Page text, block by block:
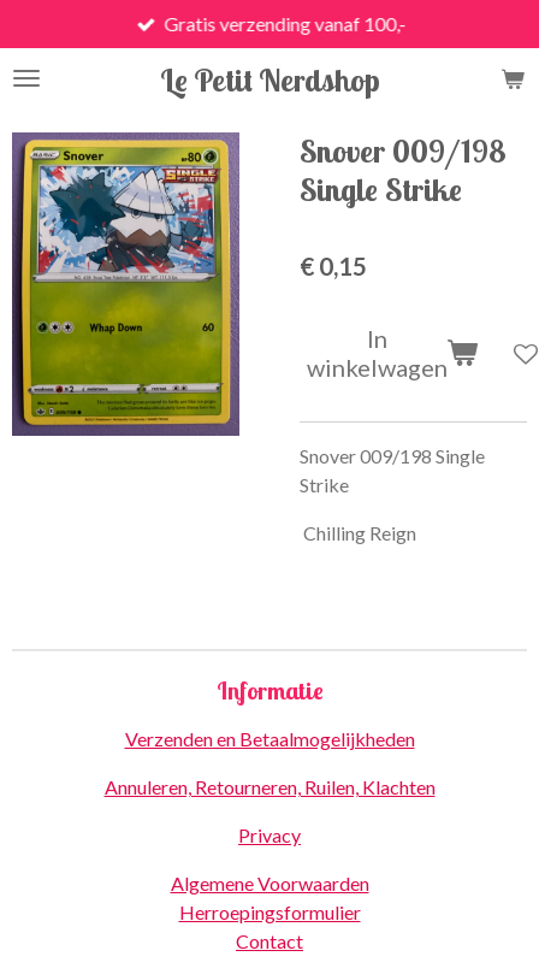
direct
naar
hoofdinhoud
Le Petit Nerdshop
Gratis verzending vanaf 100,-
Snover 009/198
Single Strike
€ 0,15
In
winkelwagen
Snover 009/198 Single
Strike
Chilling Reign
Informatie
Verzenden en Betaalmogelijkheden
Annuleren, Retourneren, Ruilen, Klachten
Privacy
Algemene Voorwaarden
Herroepingsformulier
Contact